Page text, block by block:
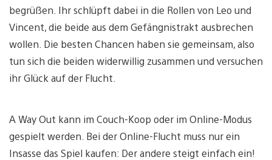
begrüßen. Ihr schlüpft dabei in die Rollen von Leo und
Vincent, die beide aus dem Gefängnistrakt ausbrechen
wollen. Die besten Chancen haben sie gemeinsam, also
tun sich die beiden widerwillig zusammen und versuchen
ihr Glück auf der Flucht.
A Way Out kann im Couch-Koop oder im Online-Modus
gespielt werden. Bei der Online-Flucht muss nur ein
Insasse das Spiel kaufen: Der andere steigt einfach ein!